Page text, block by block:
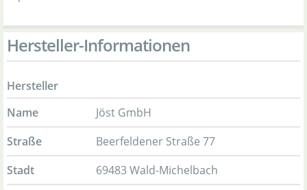
Hersteller-Informationen
Hersteller
Name
Jöst GmbH
Straße
Beerfeldener Straße 77
Stadt
69483 Wald-Michelbach